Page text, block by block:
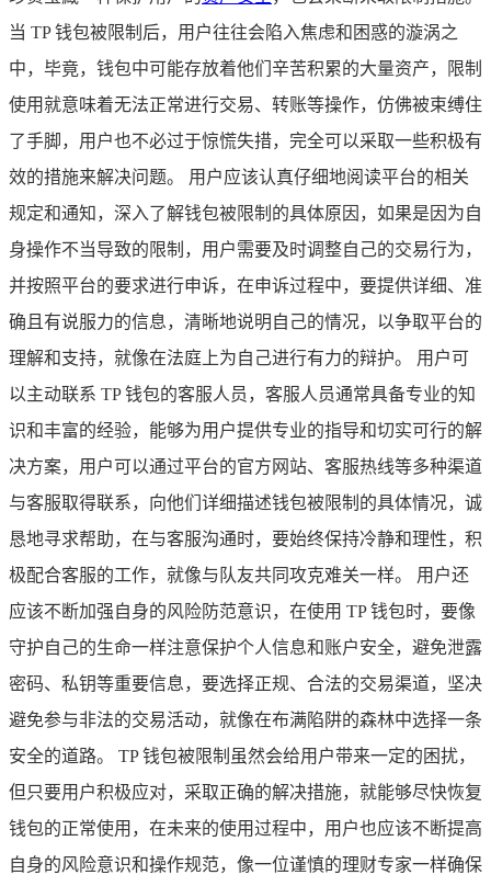
当 TP 钱包被限制后，用户往往会陷入焦虑和困惑的漩涡之
中，毕竟，钱包中可能存放着他们辛苦积累的大量资产，限制
使用就意味着无法正常进行交易、转账等操作，仿佛被束缚住
了手脚，用户也不必过于惊慌失措，完全可以采取一些积极有
效的措施来解决问题。 用户应该认真仔细地阅读平台的相关
规定和通知，深入了解钱包被限制的具体原因，如果是因为自
身操作不当导致的限制，用户需要及时调整自己的交易行为，
并按照平台的要求进行申诉，在申诉过程中，要提供详细、准
确且有说服力的信息，清晰地说明自己的情况，以争取平台的
理解和支持，就像在法庭上为自己进行有力的辩护。 用户可
以主动联系 TP 钱包的客服人员，客服人员通常具备专业的知
识和丰富的经验，能够为用户提供专业的指导和切实可行的解
决方案，用户可以通过平台的官方网站、客服热线等多种渠道
与客服取得联系，向他们详细描述钱包被限制的具体情况，诚
恳地寻求帮助，在与客服沟通时，要始终保持冷静和理性，积
极配合客服的工作，就像与队友共同攻克难关一样。 用户还
应该不断加强自身的风险防范意识，在使用 TP 钱包时，要像
守护自己的生命一样注意保护个人信息和账户安全，避免泄露
密码、私钥等重要信息，要选择正规、合法的交易渠道，坚决
避免参与非法的交易活动，就像在布满陷阱的森林中选择一条
安全的道路。 TP 钱包被限制虽然会给用户带来一定的困扰，
但只要用户积极应对，采取正确的解决措施，就能够尽快恢复
钱包的正常使用，在未来的使用过程中，用户也应该不断提高
自身的风险意识和操作规范，像一位谨慎的理财专家一样确保